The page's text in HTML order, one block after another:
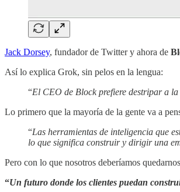
Jack Dorsey, fundador de Twitter y ahora de
Así lo explica Grok, sin pelos en la lengua:
“El CEO de Block prefiere destripar a
Lo primero que la mayoría de la gente va a
“Las herramientas de inteligencia que
lo que significa construir y dirigir una
Pero con lo que nosotros deberíamos
“Un futuro donde los clientes puedan